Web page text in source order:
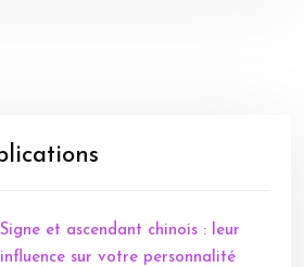
Signe et ascendant chinois : leur
influence sur votre personnalité